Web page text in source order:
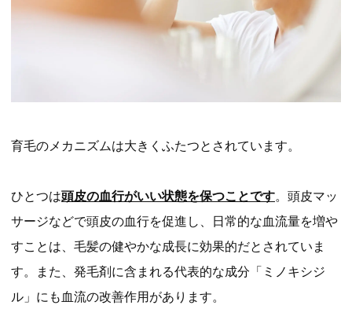
育毛のメカニズムは大きくふたつとされています。
ひとつは頭皮の血行がいい状態を保つことです。頭皮マッ
サージなどで頭皮の血行を促進し、日常的な血流量を増や
すことは、毛髪の健やかな成長に効果的だとされていま
す。また、発毛剤に含まれる代表的な成分「ミノキシジ
ル」にも血流の改善作用があります。